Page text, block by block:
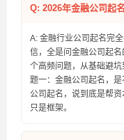
Q: 2026年金融公司起
A: 金融行业公司起名完
信，全是问金融公司起
个高频问题，从基础避
题一：金融公司起名，是
公司起名，说到底是帮
只是框架。